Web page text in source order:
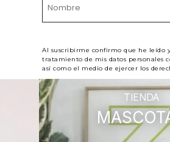
Al suscribirme confirmo que he leído
tratamiento de mis datos personales
así como el medio de ejercer los
TIENDA